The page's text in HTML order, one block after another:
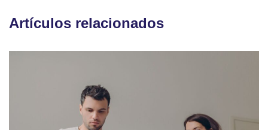
Artículos relacionados